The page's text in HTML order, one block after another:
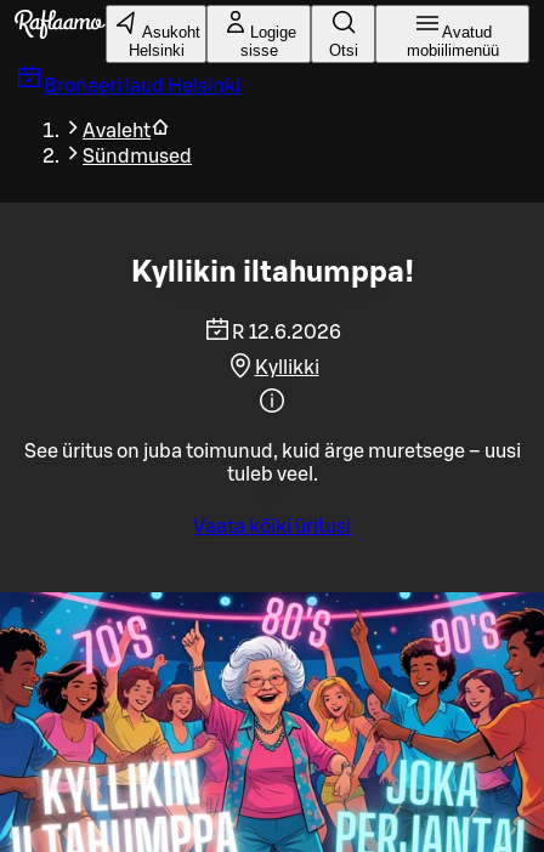
Liigu peamise sisu juurde
Asukoht
Helsinki
Logige
sisse
Otsi
Avatud
mobiilimenüü
Broneeri laud Helsinki
Avaleht
Sündmused
Kyllikin iltahumppa!
R 12.6.2026
Kyllikki
See üritus on juba toimunud, kuid ärge muretsege – uusi
tuleb veel.
Vaata kõiki üritusi